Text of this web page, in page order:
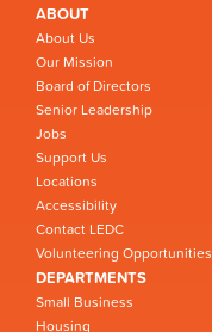
ABOUT
About Us
Our Mission
Board of Directors
Senior Leadership
Jobs
Support Us
Locations
Accessibility
Contact LEDC
Volunteering Opportunities
DEPARTMENTS
Small Business
Housing